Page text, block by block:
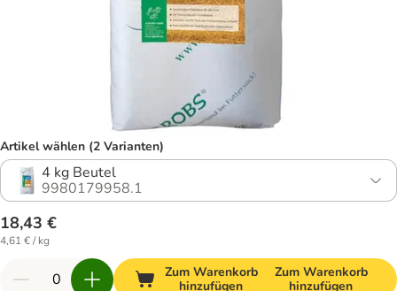
Artikel wählen (2 Varianten)
4 kg Beutel
9980179958.1
18,43 €
4,61 € / kg
Zum Warenkorb
hinzufügen
Zum Warenkorb
hinzufügen